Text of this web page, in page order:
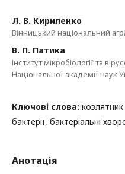
Л. В. Кириленко
Вінницький національний
В. П. Патика
Інститут мікробіології та
Національної академії наук
Ключові слова: козлятник
бактерії, бактеріальні
Анотація